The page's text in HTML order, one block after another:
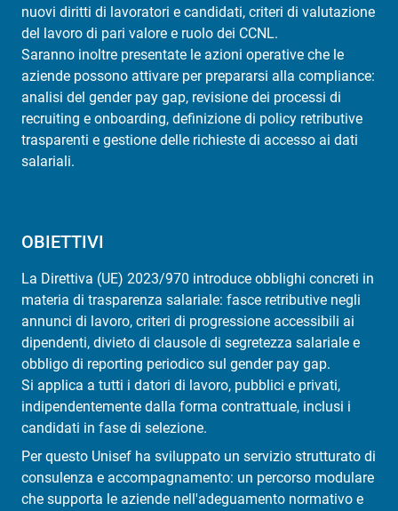
nuovi diritti di lavoratori e candidati, criteri di valutazione
del lavoro di pari valore e ruolo dei CCNL.
Saranno inoltre presentate le azioni operative che le
aziende possono attivare per prepararsi alla compliance:
analisi del gender pay gap, revisione dei processi di
recruiting e onboarding, definizione di policy retributive
trasparenti e gestione delle richieste di accesso ai dati
salariali.
OBIETTIVI
La Direttiva (UE) 2023/970 introduce obblighi concreti in
materia di trasparenza salariale: fasce retributive negli
annunci di lavoro, criteri di progressione accessibili ai
dipendenti, divieto di clausole di segretezza salariale e
obbligo di reporting periodico sul gender pay gap.
Si applica a tutti i datori di lavoro, pubblici e privati,
indipendentemente dalla forma contrattuale, inclusi i
candidati in fase di selezione.
Per questo Unisef ha sviluppato un servizio strutturato di
consulenza e accompagnamento: un percorso modulare
che supporta le aziende nell'adeguamento normativo e